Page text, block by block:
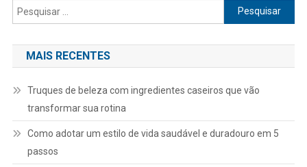
Pesquisar
por:
MAIS RECENTES
Truques de beleza com ingredientes caseiros que vão
transformar sua rotina
Como adotar um estilo de vida saudável e duradouro em 5
passos